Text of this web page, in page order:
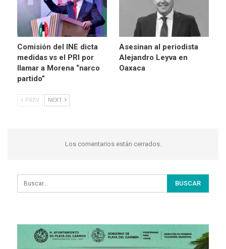
Comisión del INE dicta
medidas vs el PRI por
llamar a Morena “narco
partido”
Asesinan al periodista
Alejandro Leyva en
Oaxaca
PREV NEXT
Los comentarios están cerrados.